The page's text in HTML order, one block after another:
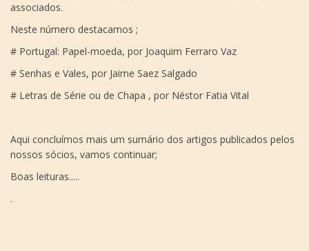
associados.
Neste número destacamos ;
# Portugal: Papel-moeda, por Joaquim Ferraro Vaz
# Senhas e Vales, por Jaime Saez Salgado
# Letras de Série ou de Chapa , por Néstor Fatia Vital
Aqui concluímos mais um sumário dos artigos publicados pelos
nossos sócios, vamos continuar;
Boas leituras.....
.